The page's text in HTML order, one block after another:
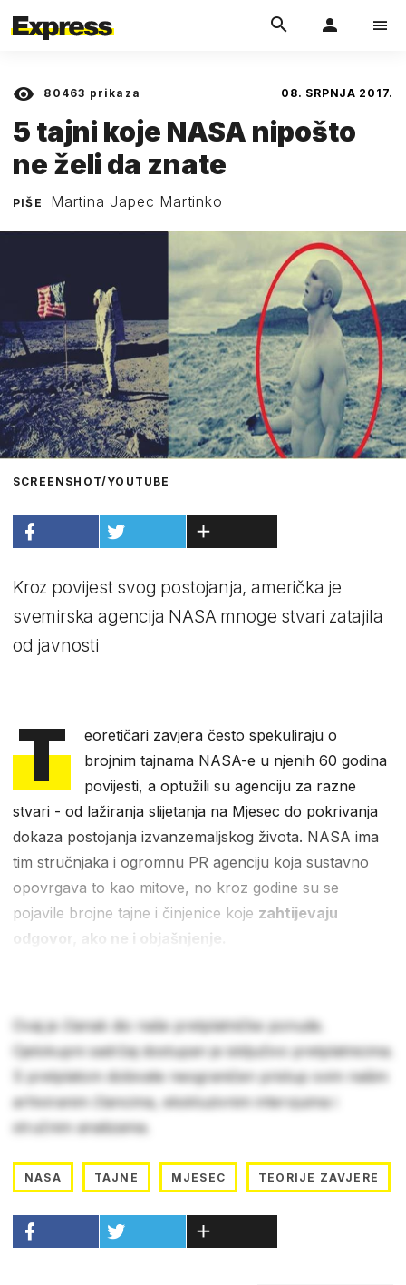
80463 prikaza 08. SRPNJA 2017.
5 tajni koje NASA nipošto
ne želi da znate
PIŠE Martina Japec Martinko
SCREENSHOT/YOUTUBE
Kroz povijest svog postojanja, američka je
svemirska agencija NASA mnoge stvari zatajila
od javnosti
T
eoretičari zavjera često spekuliraju o
brojnim tajnama NASA-e u njenih 60 godina
povijesti, a optužili su agenciju za razne
stvari - od lažiranja slijetanja na Mjesec do pokrivanja
dokaza postojanja izvanzemaljskog života. NASA ima
tim stručnjaka i ogromnu PR agenciju koja sustavno
opovrgava to kao mitove, no kroz godine su se
pojavile brojne tajne i činjenice koje zahtijevaju
odgovor, ako ne i objašnjenje.
Ovaj je članak dio naše pretplatničke ponude.
Cjelokupni sadržaj dostupan je isključivo pretplatnicima.
S pretplatom dobivate neograničen pristup svim našim
arhiviranim člancima, ekskluzivnim intervjuima i
stručnim analizama.
NASA TAJNE MJESEC TEORIJE ZAVJERE